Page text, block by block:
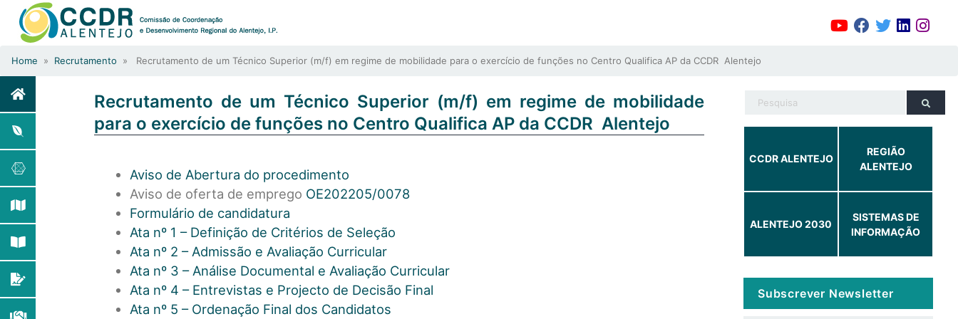
Home » Recrutamento » Recrutamento de um Técnico Superior (m/f) em regime de mobilidade para o exercício de funções no Centro Qualifica AP da CCDR Alentejo
Recrutamento de um Técnico Superior (m/f) em regime de mobilidade
para o exercício de funções no Centro Qualifica AP da CCDR Alentejo
Aviso de Abertura do procedimento
Aviso de oferta de emprego OE202205/0078
Formulário de candidatura
Ata nº 1 – Definição de Critérios de Seleção
Ata nº 2 – Admissão e Avaliação Curricular
Ata nº 3 – Análise Documental e Avaliação Curricular
Ata nº 4 – Entrevistas e Projecto de Decisão Final
Ata nº 5 – Ordenação Final dos Candidatos
CCDR ALENTEJO
REGIÃO
ALENTEJO
ALENTEJO 2030
SISTEMAS DE
INFORMAÇÃO
Subscrever Newsletter